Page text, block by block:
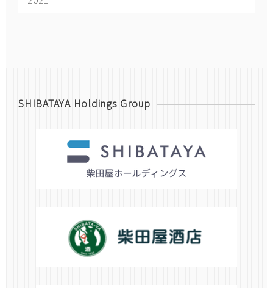
SHIBATAYA Holdings Group